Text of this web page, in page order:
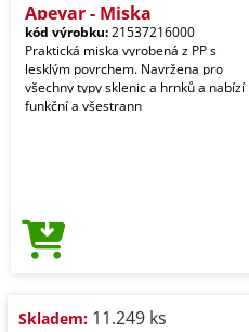
Apeyar - Miska
kód výrobku:21537216000
Praktická miska vyrobená z PP s
lesklým povrchem. Navržena pro
všechny typy sklenic a hrnků a nabízí
funkční a všestrann
Skladem: 11.249 ks